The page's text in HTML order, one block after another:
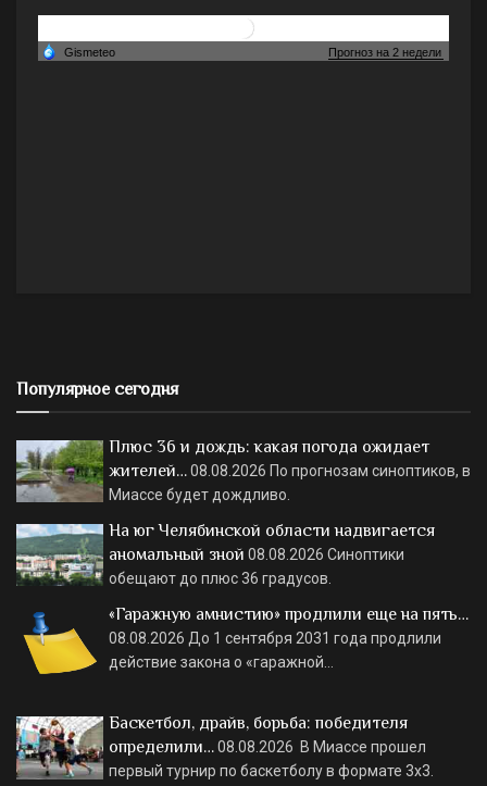
Популярное сегодня
Плюс 36 и дождь: какая погода ожидает
жителей…08.08.2026 По прогнозам синоптиков, в
Миассе будет дождливо.
На юг Челябинской области надвигается
аномальный зной 08.08.2026 Синоптики
обещают до плюс 36 градусов.
«Гаражную амнистию» продлили еще на пять…
08.08.2026 До 1 сентября 2031 года продлили
действие закона о «гаражной…
Баскетбол, драйв, борьба: победителя
определили…08.08.2026 В Миассе прошел
первый турнир по баскетболу в формате 3х3.